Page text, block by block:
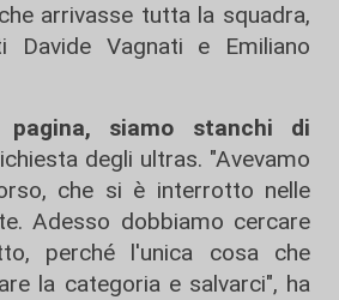
arrivasse tutta la squadra,
Davide Vagnati e Emiliano
pagina, siamo stanchi di
degli ultras. "Avevamo
che si è interrotto nelle
Adesso dobbiamo cercare
perché l'unica cosa che
la categoria e salvarci", ha